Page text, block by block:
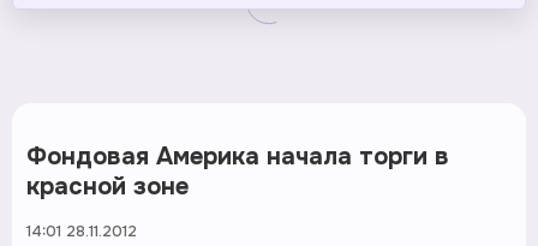
Фондовая Америка начала торги в
красной зоне
14:01 28.11.2012